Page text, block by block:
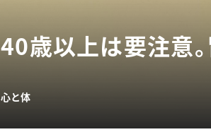
40歳以上は要注意。
心と体